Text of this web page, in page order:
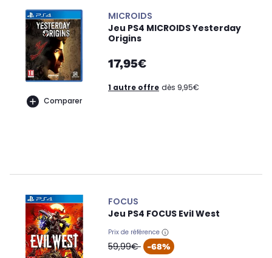
Comparer
MICROIDS
Jeu PS4 MICROIDS Yesterday
Origins
17,95€
1 autre offre dès 9,95€
FOCUS
Jeu PS4 FOCUS Evil West
Prix de référence
oldPrice
59,99€ -68%